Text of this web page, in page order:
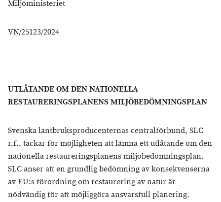
Miljöministeriet
VN/25123/2024
UTLÅTANDE OM DEN NATIONELLA
RESTAURERINGSPLANENS MILJÖBEDÖMNINGSPLAN
Svenska lantbruksproducenternas centralförbund, SLC
r.f., tackar för möjligheten att lämna ett utlåtande om den
nationella restaureringsplanens miljöbedömningsplan.
SLC anser att en grundlig bedömning av konsekvenserna
av EU:s förordning om restaurering av natur är
nödvändig för att möjliggöra ansvarsfull planering.